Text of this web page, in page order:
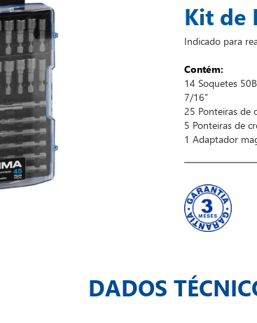
Kit de
Indicado para
Contém:
14 Soquetes
7/16”
25 Ponteiras de
5 Ponteiras de
1 Adaptador
DADOS